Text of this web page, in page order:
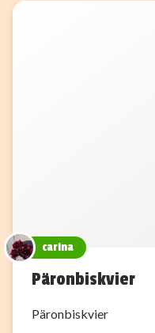
carina
Päronbiskvier
Päronbiskvier